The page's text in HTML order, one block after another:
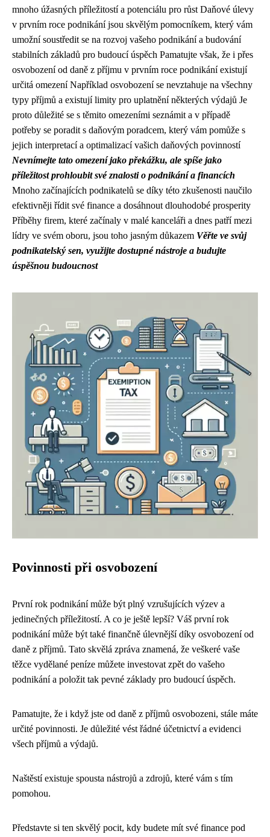
mnoho úžasných příležitostí a potenciálu pro růst Daňové úlevy
v prvním roce podnikání jsou skvělým pomocníkem, který vám
umožní soustředit se na rozvoj vašeho podnikání a budování
stabilních základů pro budoucí úspěch Pamatujte však, že i přes
osvobození od daně z příjmu v prvním roce podnikání existují
určitá omezení Například osvobození se nevztahuje na všechny
typy příjmů a existují limity pro uplatnění některých výdajů Je
proto důležité se s těmito omezeními seznámit a v případě
potřeby se poradit s daňovým poradcem, který vám pomůže s
jejich interpretací a optimalizací vašich daňových povinností
Nevnímejte tato omezení jako překážku, ale spíše jako
příležitost prohloubit své znalosti o podnikání a financích
Mnoho začínajících podnikatelů se díky této zkušenosti naučilo
efektivněji řídit své finance a dosáhnout dlouhodobé prosperity
Příběhy firem, které začínaly v malé kanceláři a dnes patří mezi
lídry ve svém oboru, jsou toho jasným důkazem Věřte ve svůj
podnikatelský sen, využijte dostupné nástroje a budujte
úspěšnou budoucnost
Povinnosti při osvobození
První rok podnikání může být plný vzrušujících výzev a
jedinečných příležitostí. A co je ještě lepší? Váš první rok
podnikání může být také finančně úlevnější díky osvobození od
daně z příjmů. Tato skvělá zpráva znamená, že veškeré vaše
těžce vydělané peníze můžete investovat zpět do vašeho
podnikání a položit tak pevné základy pro budoucí úspěch.
Pamatujte, že i když jste od daně z příjmů osvobozeni, stále máte
určité povinnosti. Je důležité vést řádné účetnictví a evidenci
všech příjmů a výdajů.
Naštěstí existuje spousta nástrojů a zdrojů, které vám s tím
pomohou.
Představte si ten skvělý pocit, kdy budete mít své finance pod